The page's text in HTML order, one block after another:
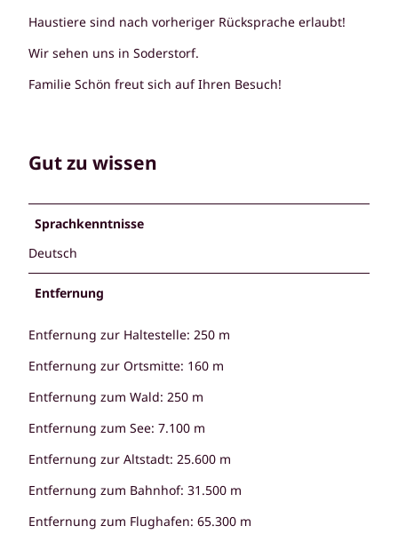
Haustiere sind nach vorheriger Rücksprache erlaubt!
Wir sehen uns in Soderstorf.
Familie Schön freut sich auf Ihren Besuch!
Gut zu wissen
Sprachkenntnisse
Deutsch
Entfernung
Entfernung zur Haltestelle: 250 m
Entfernung zur Ortsmitte: 160 m
Entfernung zum Wald: 250 m
Entfernung zum See: 7.100 m
Entfernung zur Altstadt: 25.600 m
Entfernung zum Bahnhof: 31.500 m
Entfernung zum Flughafen: 65.300 m